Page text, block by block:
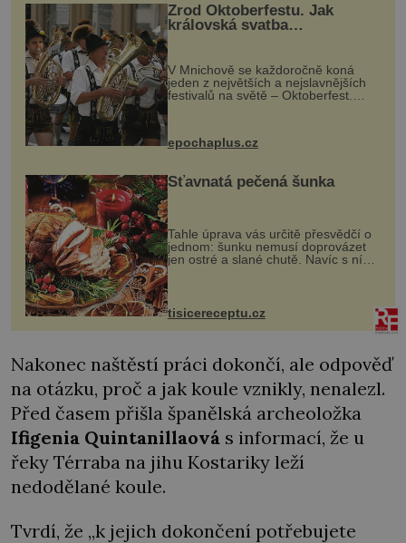
Zrod Oktoberfestu. Jak
královská svatba
odstartovala největší pivní
festival světa
V Mnichově se každoročně koná
jeden z největších a nejslavnějších
festivalů na světě – Oktoberfest.
návštěvníků, kteří si vychutnávají
kultur...
epochaplus.cz
Šťavnatá pečená šunka
Tahle úprava vás určitě přesvědčí o
jednom: šunku nemusí doprovázet
jen ostré a slané chutě. Navíc s ní
nakrmíte poměrně hodně hladových
krků. Ingredience sádlo 3 kg šunky
vcelku 3 stroužky česneku hl...
tisicereceptu.cz
Nakonec naštěstí práci dokončí, ale odpověď
na otázku, proč a jak koule vznikly, nenalezl.
Před časem přišla španělská archeoložka
Ifigenia Quintanillaová s informací, že u
řeky Térraba na jihu Kostariky leží
nedodělané koule.
Tvrdí, že „k jejich dokončení potřebujete